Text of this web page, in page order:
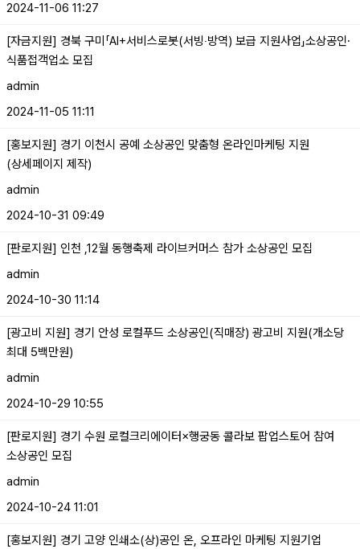
2024-11-06 11:27
[자금지원] 경북 구미「AI+서비스로봇(서빙‧방역) 보급 지원사업」소상공인·
식품접객업소 모집
admin
2024-11-05 11:11
[홍보지원] 경기 이천시 공예 소상공인 맞춤형 온라인마케팅 지원
(상세페이지 제작)
admin
2024-10-31 09:49
[판로지원] 인천 ,12월 동행축제 라이브커머스 참가 소상공인 모집
admin
2024-10-30 11:14
[광고비 지원] 경기 안성 로컬푸드 소상공인(직매장) 광고비 지원(개소당
최대 5백만원)
admin
2024-10-29 10:55
[판로지원] 경기 수원 로컬크리에이터×행궁동 콜라보 팝업스토어 참여
소상공인 모집
admin
2024-10-24 11:01
[홍보지원] 경기 고양 인쇄소(상)공인 온, 오프라인 마케팅 지원기업